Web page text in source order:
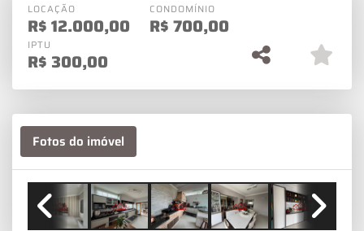
LOCAÇÃO
R$12.000,00
CONDOMÍNIO
R$700,00
IPTU
R$ 300,00
Fotos do imóvel